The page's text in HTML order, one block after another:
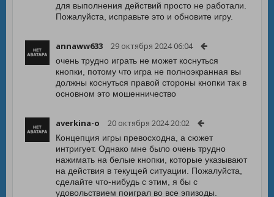
для выполнения действий просто не работали.
Пожалуйста, исправьте это и обновите игру.
annaww633 29 октября 2024 06:04
очень трудно играть не может коснуться
кнопки, потому что игра не полноэкранная вы
должны коснуться правой стороны кнопки так в
основном это мошенничество
averkina-o 20 октября 2024 20:02
Концепция игры превосходна, а сюжет
интригует. Однако мне было очень трудно
нажимать на белые кнопки, которые указывают
на действия в текущей ситуации. Пожалуйста,
сделайте что-нибудь с этим, я бы с
удовольствием поиграл во все эпизоды.